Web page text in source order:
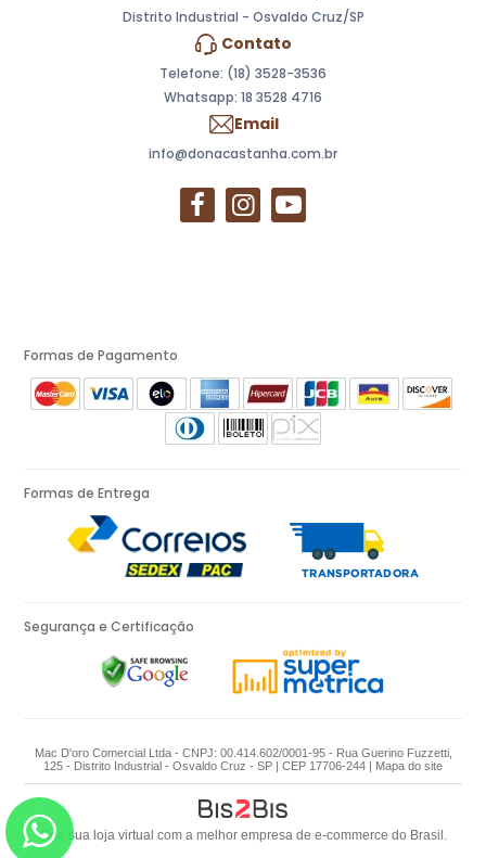
Distrito Industrial - Osvaldo Cruz/SP
Contato
Telefone: (18) 3528-3536
Whatsapp: 18 3528 4716
Email
info@donacastanha.com.br
Formas de Pagamento
Formas de Entrega
Segurança e Certificação
Mac D'oro Comercial Ltda - CNPJ: 00.414.602/0001-95 - Rua Guerino Fuzzetti,
125 - Distrito Industrial - Osvaldo Cruz - SP | CEP 17706-244 | Mapa do site
Crie sua loja virtual com a melhor empresa de e-commerce do Brasil.